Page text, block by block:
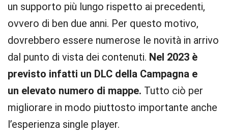
un supporto più lungo rispetto ai precedenti,
ovvero di ben due anni. Per questo motivo,
dovrebbero essere numerose le novità in arrivo
dal punto di vista dei contenuti. Nel 2023 è
previsto infatti un DLC della Campagna e
un elevato numero di mappe. Tutto ciò per
migliorare in modo piuttosto importante anche
l’esperienza single player.